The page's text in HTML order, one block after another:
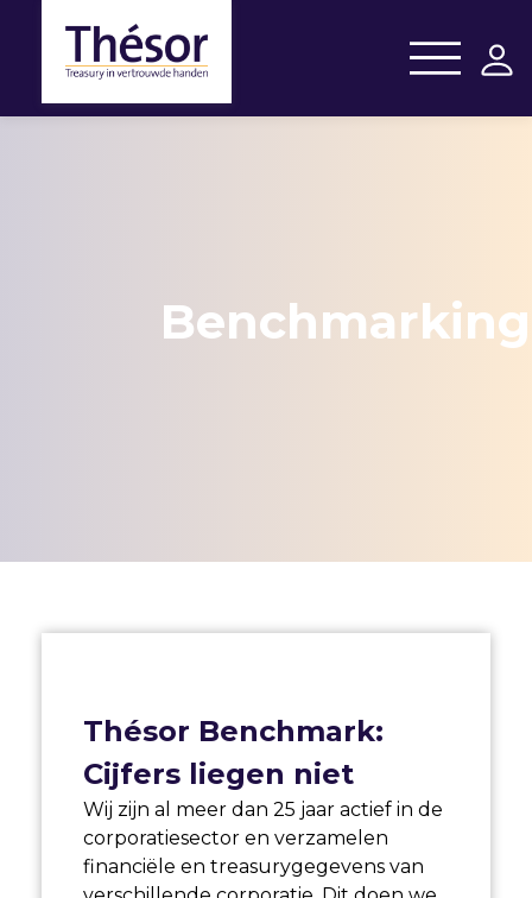
Benchmarking
Thésor Benchmark:
Cijfers liegen niet
Wij zijn al meer dan 25 jaar actief in de
corporatiesector en verzamelen
financiële en treasurygegevens van